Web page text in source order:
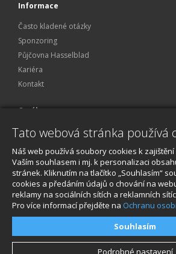
Informace
Často kladené otázky
Sponzoring
Půjčovna Hasselblad
Kariéra
Kontakt
O nákupu
Obchodní podmínky
Reklamace a servis
O nákupu
Souhlasím
Podrobné nastavení
Tato webová stránka používá
Náš web používá soubory cookies k
Vaším souhlasem i mj. k personalizaci
stránek. Kliknutím na tlačítko „Souhlasím“
cookies a předáním údajů o chování na
reklamy na sociálních sítích a reklamních
Pro více informací přejděte na Ochranu